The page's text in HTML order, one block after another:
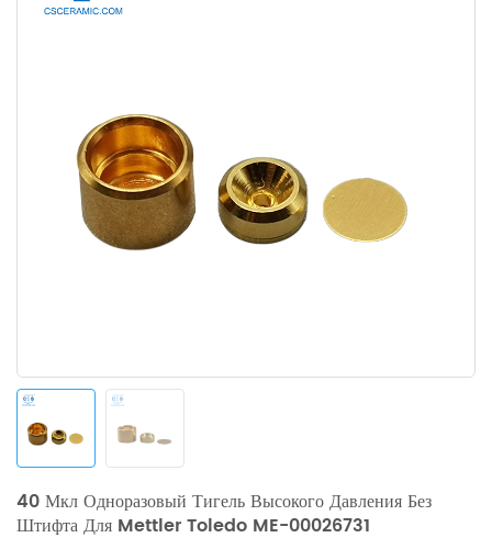
40 Мкл Одноразовый Тигель Высокого Давления Без
Штифта Для Mettler Toledo ME-00026731